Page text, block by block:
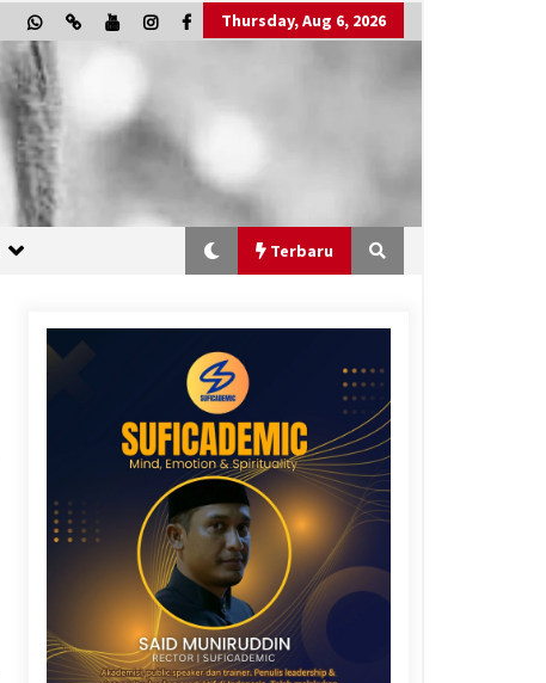
Thursday, Aug 6, 2026
Terbaru
“One Piece”, Cara Barat Mengejar
2 months ago
“Allahukrasi”: The Power of
Management!
3 months ago
Said Muniruddin Latih Mental dan
Spiritual 80 Siswa YPHC
3 months ago